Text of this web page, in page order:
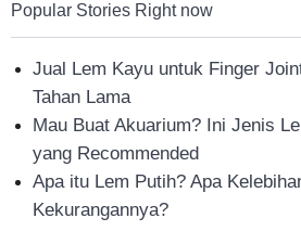
Popular Stories Right now
Jual Lem Kayu untuk Finger
Tahan Lama
Mau Buat Akuarium? Ini Jenis
yang Recommended
Apa itu Lem Putih? Apa
Kekurangannya?